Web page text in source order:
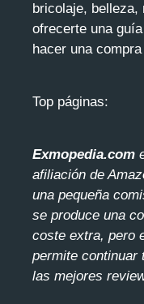
bricolaje,
ofrecerte una
hacer una
Top páginas:
Exmopedia.com
afiliación de
una pequeña
se produce una
coste extra, pero
permite continuar
las mejores